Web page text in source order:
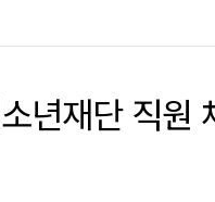
년재단 직원